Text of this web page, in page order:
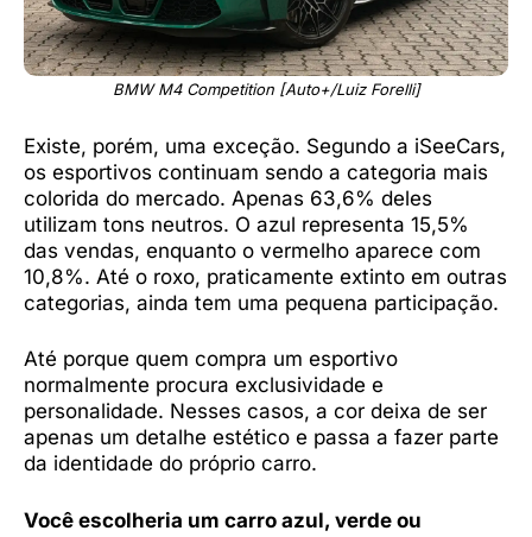
BMW M4 Competition [Auto+/Luiz Forelli]
Existe, porém, uma exceção. Segundo a iSeeCars,
os esportivos continuam sendo a categoria mais
colorida do mercado. Apenas 63,6% deles
utilizam tons neutros. O azul representa 15,5%
das vendas, enquanto o vermelho aparece com
10,8%. Até o roxo, praticamente extinto em outras
categorias, ainda tem uma pequena participação.
Até porque quem compra um esportivo
normalmente procura exclusividade e
personalidade. Nesses casos, a cor deixa de ser
apenas um detalhe estético e passa a fazer parte
da identidade do próprio carro.
Você escolheria um carro azul, verde ou